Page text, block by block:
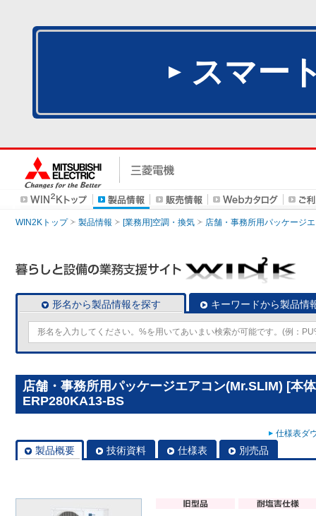
スマー
WIN2Kトップ 製品情報 [業務用]空調・換気 店舗・事務所用パッケージ
形名から製品情報を探す キーワードから製品情
店舗・事務所用パッケージエアコン(Mr.SLIM) [本
ERP280KA13-BS
仕様表ダ
製品概要 技術資料 仕様表 別売品